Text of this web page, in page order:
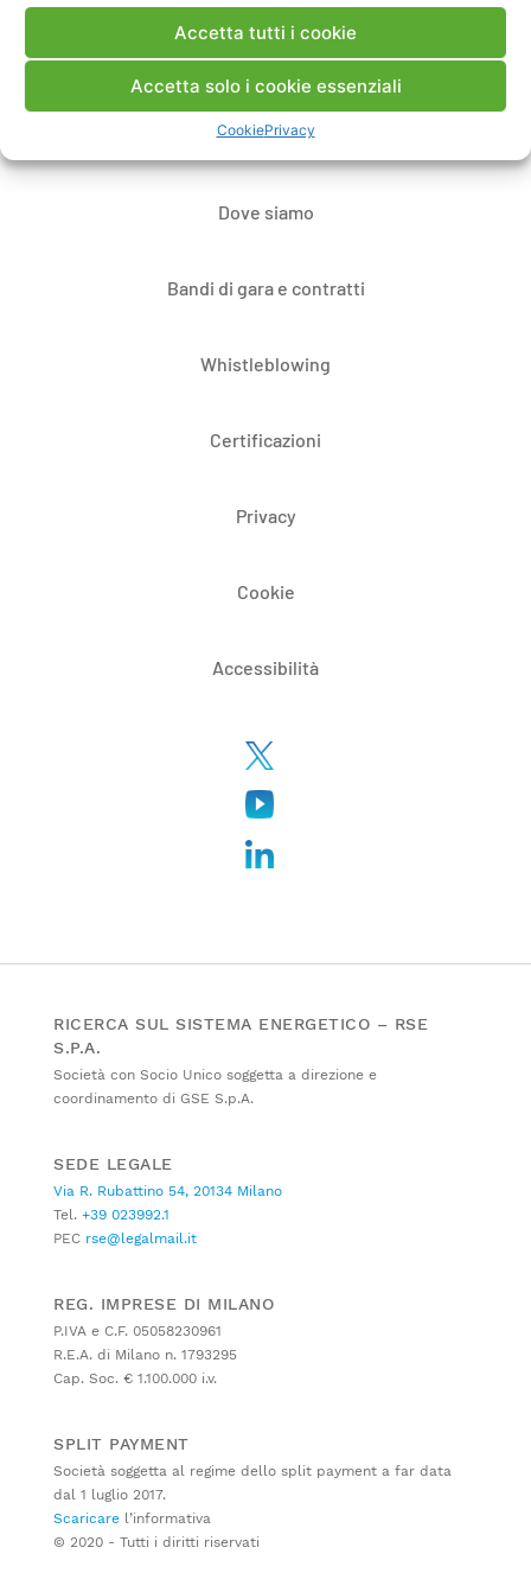
Accetta tutti i cookie
Accetta solo i cookie essenziali
CookiePrivacy
Contatti
Note Legali
Dove siamo
Bandi di gara e contratti
Whistleblowing
Certificazioni
Privacy
Cookie
Accessibilità
RICERCA SUL SISTEMA ENERGETICO – RSE
S.P.A.
Società con Socio Unico soggetta a direzione e
coordinamento di GSE S.p.A.
SEDE LEGALE
Via R. Rubattino 54, 20134 Milano
Tel. +39 023992.1
PEC rse@legalmail.it
REG. IMPRESE DI MILANO
P.IVA e C.F. 05058230961
R.E.A. di Milano n. 1793295
Cap. Soc. € 1.100.000 i.v.
SPLIT PAYMENT
Società soggetta al regime dello split payment a far data
dal 1 luglio 2017.
Scaricare l’informativa
© 2020 - Tutti i diritti riservati